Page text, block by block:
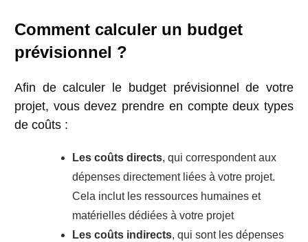
Comment calculer un budget
prévisionnel ?
Afin de calculer le budget prévisionnel de votre
projet, vous devez prendre en compte deux types
de coûts :
Les coûts directs, qui correspondent aux
dépenses directement liées à votre projet.
Cela inclut les ressources humaines et
matérielles dédiées à votre projet
Les coûts indirects, qui sont les dépenses